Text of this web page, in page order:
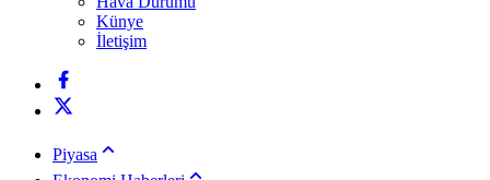
Künye
İletişim
Piyasa